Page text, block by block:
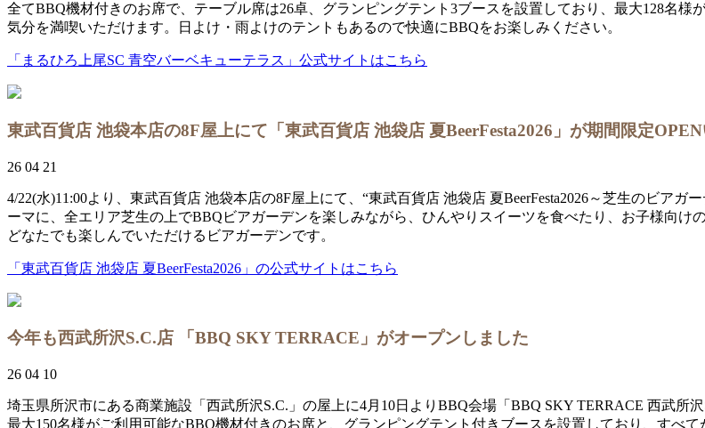
全てBBQ機材付きのお席で、テーブル席は26卓、グランピングテント3ブースを設置しており、最大128名
気分を満喫いただけます。日よけ・雨よけのテントもあるので快適にBBQをお楽しみください。
「まるひろ上尾SC 青空バーベキューテラス」公式サイトはこちら
東武百貨店 池袋本店の8F屋上にて「東武百貨店 池袋店 夏BeerFesta2026」が期間限定OPEN
26 04 21
4/22(水)11:00より、東武百貨店 池袋本店の8F屋上にて、“東武百貨店 池袋店 夏BeerFesta2026～芝生のビア
ーマに、全エリア芝生の上でBBQビアガーデンを楽しみながら、ひんやりスイーツを食べたり、お子様向け
どなたでも楽しんでいただけるビアガーデンです。
「東武百貨店 池袋店 夏BeerFesta2026」の公式サイトはこちら
今年も西武所沢S.C.店 「BBQ SKY TERRACE」がオープンしました
26 04 10
埼玉県所沢市にある商業施設「西武所沢S.C.」の屋上に4月10日よりBBQ会場「BBQ SKY TERRACE 西武所
最大150名様がご利用可能なBBQ機材付きのお席と、グランピングテント付きブースを設置しており、すべ